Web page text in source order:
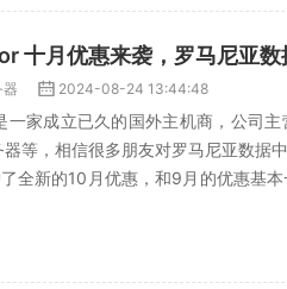
十月优惠来袭，罗马尼亚数
2024-08-24 13:44:48
一家成立已久的国外主机商，公司
器等，相信很多朋友对罗马尼亚数据
全新的10月优惠，和9月的优惠基